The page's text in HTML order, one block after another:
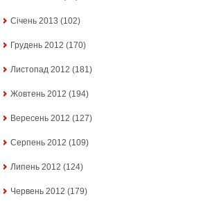
Січень 2013 (102)
Грудень 2012 (170)
Листопад 2012 (181)
Жовтень 2012 (194)
Вересень 2012 (127)
Серпень 2012 (109)
Липень 2012 (124)
Червень 2012 (179)